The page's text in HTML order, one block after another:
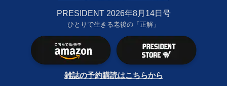
PRESIDENT 2026年8月14日号
ひとりで生きる老後の「正解」
雑誌の予約購読はこちらから